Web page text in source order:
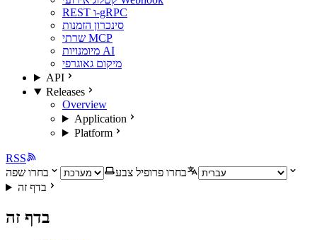
REST ו-gRPC
סינכרון הזמנות
שרתי MCP
מיומנויות AI
מיקום גאוגרפי
API
Releases
Overview
Application
Platform
RSS
בחרו פרופיל צבע
בחרו שפה
בדף זה
בדף זה